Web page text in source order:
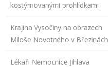
kostýmovanými prohlídkami
Krajina Vysočiny na obrazech
Miloše Novotného v Březinách
Lékaři Nemocnice Jihlava